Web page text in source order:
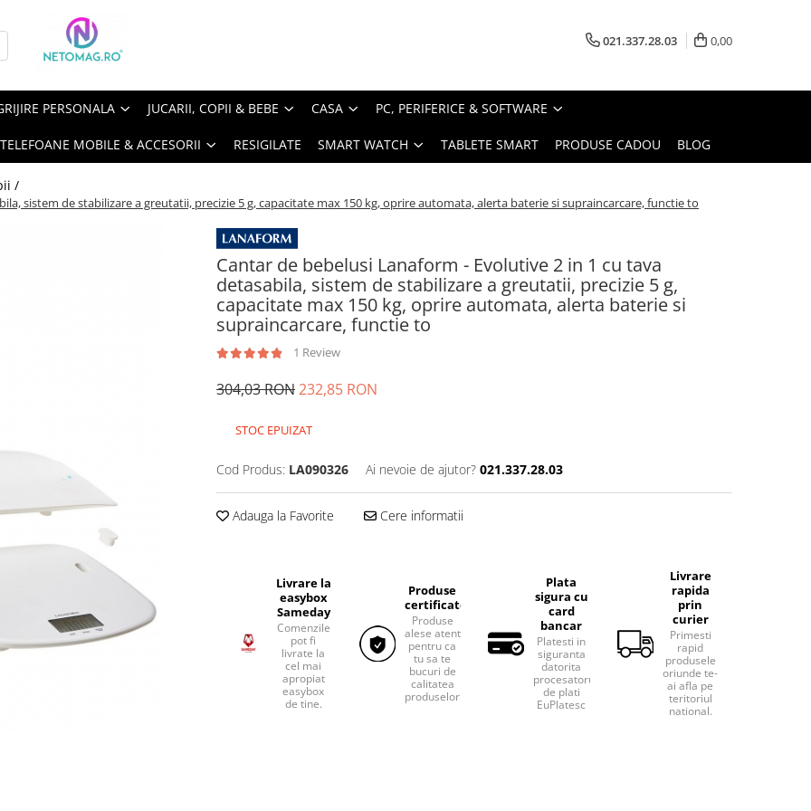
021.337.28.03 0,00
PERSONALA JUCARII, COPII & BEBE CASA PC, PERIFERICE & SOFTWARE
TELEFOANE MOBILE & ACCESORII RESIGILATE SMART WATCH TABLETE SMART PRODUSE CADOU BLOG
/
sistem de stabilizare a greutatii, precizie 5 g, capacitate max 150 kg, oprire automata, alerta baterie si supraincarcare, functie to
Cantar de bebelusi Lanaform - Evolutive 2 in 1 cu tava
detasabila, sistem de stabilizare a greutatii, precizie 5 g,
capacitate max 150 kg, oprire automata, alerta baterie si
supraincarcare, functie to
1 Review
304,03 RON232,85 RON
STOC EPUIZAT
Cod Produs: LA090326 Ai nevoie de ajutor? 021.337.28.03
Adauga la Favorite Cere informatii
Livrare la
easybox
Sameday
Comenzile
pot fi
livrate la
cel mai
apropiat
easybox
de tine.
Produse
certificate
Produse
alese atent
pentru ca
tu sa te
bucuri de
calitatea
produselor.
Plata
sigura cu
card
bancar
Platesti in
siguranta
datorita
procesatorului
de plati
EuPlatesc
Livrare
rapida
prin
curier
Primesti
rapid
produsele
oriunde te-
ai afla pe
teritoriul
national.